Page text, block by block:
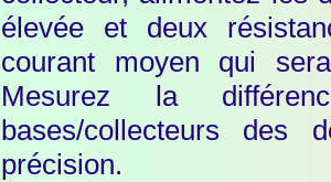
élevée et deux
courant moyen qui
Mesurez la
bases/collecteurs des
précision.